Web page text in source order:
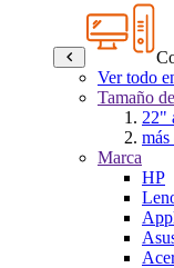
Ver todo
Tamaño
22"
Marca
HP